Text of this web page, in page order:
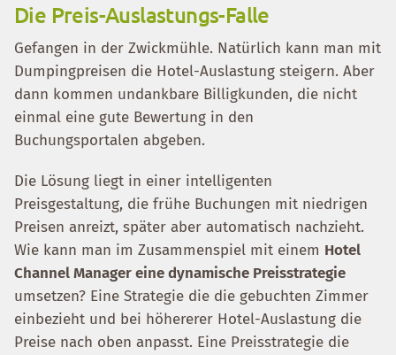
Die Preis-Auslastungs-Falle
Gefangen in der Zwickmühle. Natürlich kann man mit
Dumpingpreisen die Hotel-Auslastung steigern. Aber
dann kommen undankbare Billigkunden, die nicht
einmal eine gute Bewertung in den
Buchungsportalen abgeben.
Die Lösung liegt in einer intelligenten
Preisgestaltung, die frühe Buchungen mit niedrigen
Preisen anreizt, später aber automatisch nachzieht.
Wie kann man im Zusammenspiel mit einem Hotel
Channel Manager eine dynamische Preisstrategie
umsetzen? Eine Strategie die die gebuchten Zimmer
einbezieht und bei höhererer Hotel-Auslastung die
Preise nach oben anpasst. Eine Preisstrategie die